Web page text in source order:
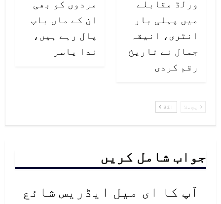
ورلڈ مقابلے
میں پہلی بار
انٹری، انیقہ
جمال نے تاریخ
رقم کردی
مردوں کو بھی
ان کے ماں باپ
پال رہے ہیں،
ندا یاسر
پچھلا اگلا
جواب شامل کریں
آپ کا ای میل ایڈریس شائع